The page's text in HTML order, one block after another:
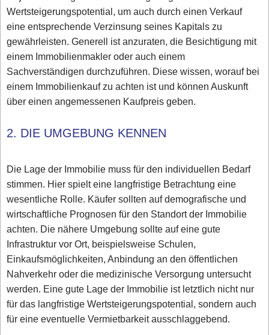
Wertsteigerungspotential, um auch durch einen Verkauf
eine entsprechende Verzinsung seines Kapitals zu
gewährleisten. Generell ist anzuraten, die Besichtigung mit
einem Immobilienmakler oder auch einem
Sachverständigen durchzuführen. Diese wissen, worauf bei
einem Immobilienkauf zu achten ist und können Auskunft
über einen angemessenen Kaufpreis geben.
2. DIE UMGEBUNG KENNEN
Die Lage der Immobilie muss für den individuellen Bedarf
stimmen. Hier spielt eine langfristige Betrachtung eine
wesentliche Rolle. Käufer sollten auf demografische und
wirtschaftliche Prognosen für den Standort der Immobilie
achten. Die nähere Umgebung sollte auf eine gute
Infrastruktur vor Ort, beispielsweise Schulen,
Einkaufsmöglichkeiten, Anbindung an den öffentlichen
Nahverkehr oder die medizinische Versorgung untersucht
werden. Eine gute Lage der Immobilie ist letztlich nicht nur
für das langfristige Wertsteigerungspotential, sondern auch
für eine eventuelle Vermietbarkeit ausschlaggebend.